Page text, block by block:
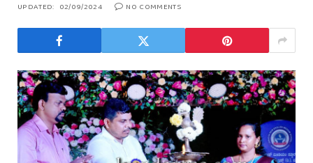
UPDATED: 02/09/2024 NO COMMENTS